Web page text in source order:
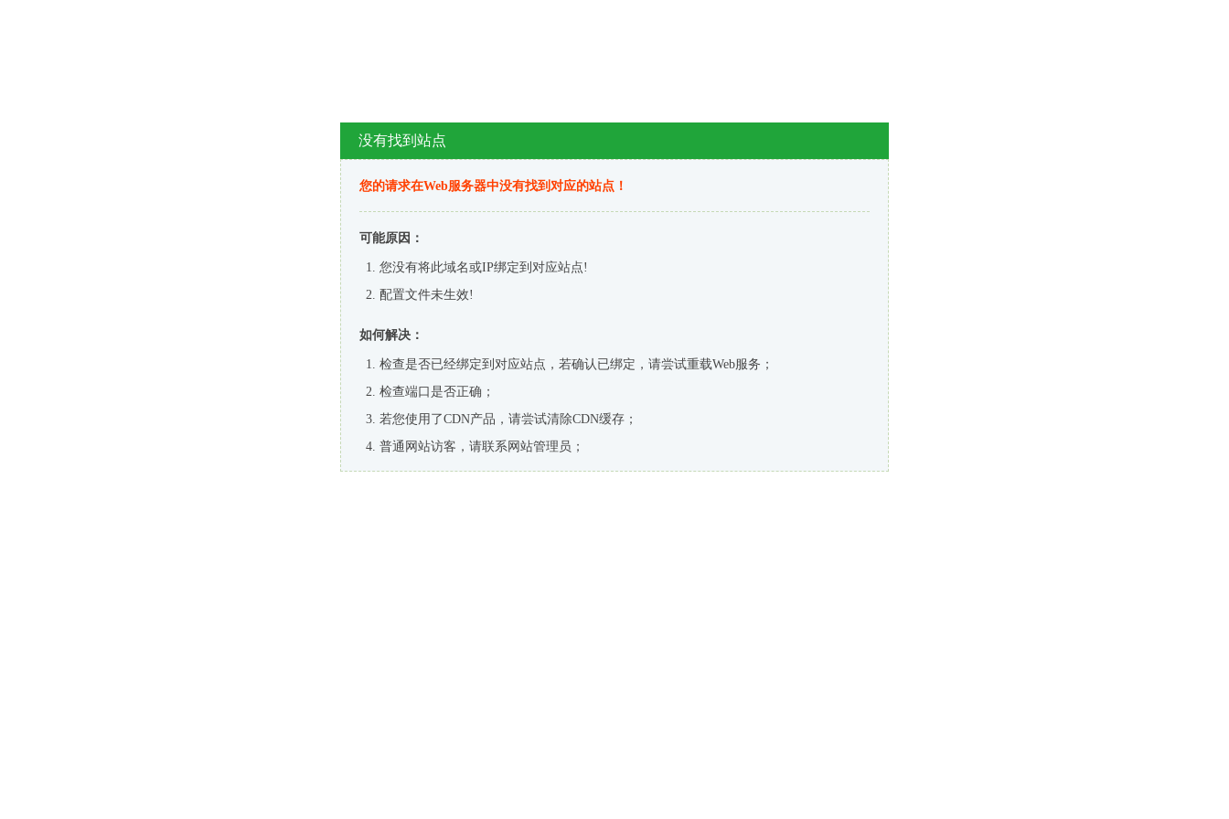
没有找到站点
您的请求在Web服务器中没有找到对应的站点！
可能原因：
您没有将此域名或IP绑定到对应站点!
配置文件未生效!
如何解决：
检查是否已经绑定到对应站点，若确认已绑定，请尝试重载Web服务；
检查端口是否正确；
若您使用了CDN产品，请尝试清除CDN缓存；
普通网站访客，请联系网站管理员；